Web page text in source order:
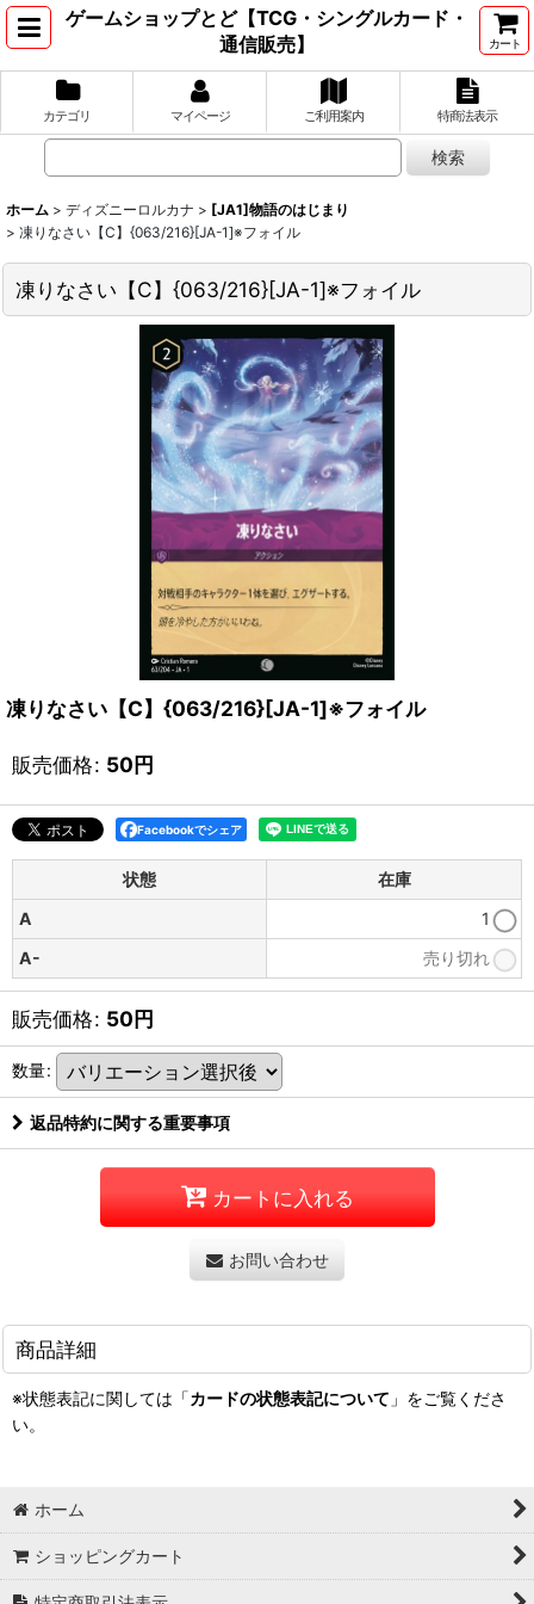
ゲームショップとど【TCG・シングルカード・
通信販売】
カート
カテゴリ マイページ ご利用案内 特商法表示
ホーム > ディズニーロルカナ > [JA1]物語のはじまり
> 凍りなさい【C】{063/216}[JA-1]※フォイル
凍りなさい【C】{063/216}[JA-1]※フォイル
凍りなさい【C】{063/216}[JA-1]※フォイル
販売価格: 50円
Facebookでシェア
状態
在庫
A
1
A-
売り切れ
販売価格: 50円
数量:
返品特約に関する重要事項
カートに入れる
お問い合わせ
商品詳細
※状態表記に関しては「カードの状態表記について 」をご覧くださ
い。
ホーム
ショッピングカート